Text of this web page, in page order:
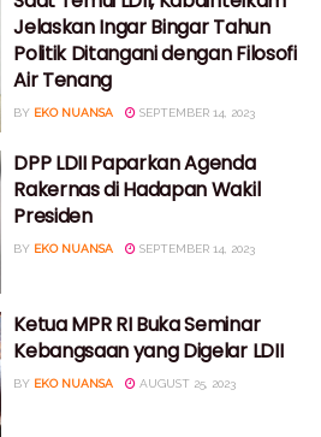
Jelaskan Ingar Bingar Tahun
Politik Ditangani dengan Filosofi
Air Tenang
BY EKO NUANSA SEPTEMBER 14, 2023
DPP LDII Paparkan Agenda
Rakernas di Hadapan Wakil
Presiden
BY EKO NUANSA SEPTEMBER 14, 2023
Ketua MPR RI Buka Seminar
Kebangsaan yang Digelar LDII
BY EKO NUANSA AUGUST 25, 2023